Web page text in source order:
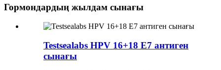
Гормондардың жылдам сынағы
Testsealabs HPV 16+18 E7 антиген
сынағы